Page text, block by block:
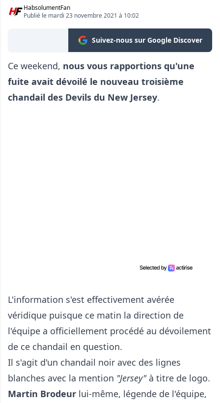
HabsolumentFan
Publié le mardi 23 novembre 2021 à 10:02
Suivez-nous sur Google Discover
Ce weekend, nous vous rapportions qu'une
fuite avait dévoilé le nouveau troisième
chandail des Devils du New Jersey.
L'information s'est effectivement avérée
véridique puisque ce matin la direction de
l'équipe a officiellement procédé au dévoilement
de ce chandail en question.
Il s'agit d'un chandail noir avec des lignes
blanches avec la mention "Jersey"à titre de logo.
Martin Brodeur lui-même, légende de l'équipe,